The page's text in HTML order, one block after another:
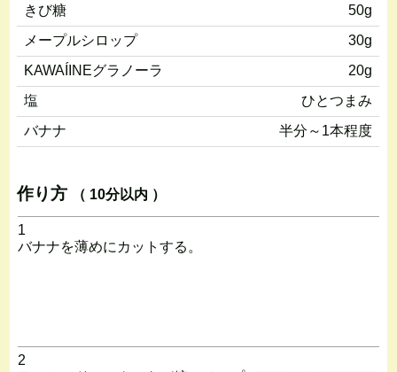
きび糖
50g
メープルシロップ
30g
KAWAÍINEグラノーラ
20g
塩
ひとつまみ
バナナ
半分～1本程度
作り方 （ 10分以内 ）
1
バナナを薄めにカットする。
2